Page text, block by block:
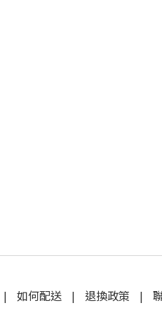
| 如何配送| 退換政策 |